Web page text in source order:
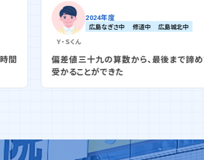
2024年度
広島なぎさ中 修道中 広島城北中
偏差値三十九の算数から、最後まで諦めずに
受かることができた